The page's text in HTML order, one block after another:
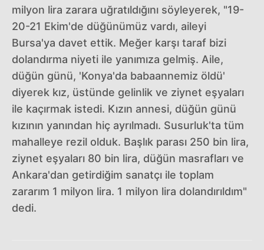
milyon lira zarara uğratıldığını söyleyerek, "19-
20-21 Ekim'de düğünümüz vardı, aileyi
Bursa'ya davet ettik. Meğer karşı taraf bizi
dolandırma niyeti ile yanımıza gelmiş. Aile,
düğün günü, 'Konya'da babaannemiz öldü'
diyerek kız, üstünde gelinlik ve ziynet eşyaları
ile kaçırmak istedi. Kızın annesi, düğün günü
kızının yanından hiç ayrılmadı. Susurluk'ta tüm
mahalleye rezil olduk. Başlık parası 250 bin lira,
ziynet eşyaları 80 bin lira, düğün masrafları ve
Ankara'dan getirdiğim sanatçı ile toplam
zararım 1 milyon lira. 1 milyon lira dolandırıldım"
dedi.